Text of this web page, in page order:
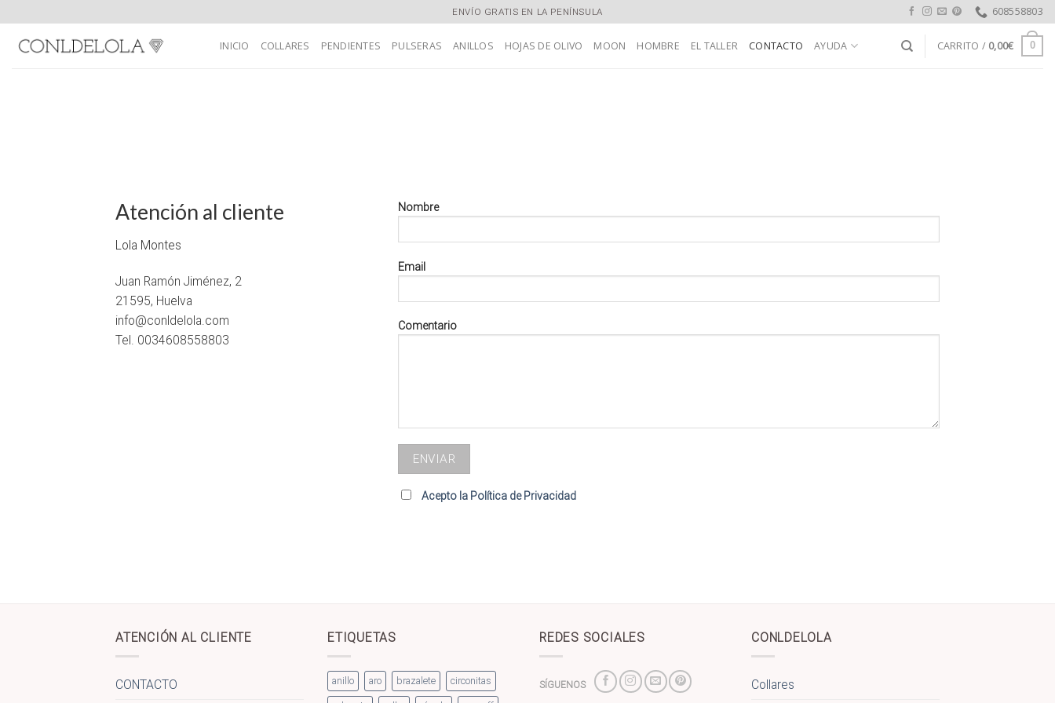
to
content
ENVÍO GRATIS EN LA PENÍNSULA 608558803
INICIO COLLARES PENDIENTES PULSERAS ANILLOS HOJAS DE OLIVO MOON HOMBRE EL TALLER CONTACTO AYUDA CARRITO / 0,00€ 0
Atención al cliente
Lola Montes
Juan Ramón Jiménez, 2
21595, Huelva
info@conldelola.com
Tel. 0034608558803
Nombre
Email
Comentario
Acepto la Política de Privacidad
ATENCIÓN AL CLIENTE
CONTACTO
ETIQUETAS
anillo aro brazalete circonitas
REDES SOCIALES
SÍGUENOS
CONLDELOLA
Collares